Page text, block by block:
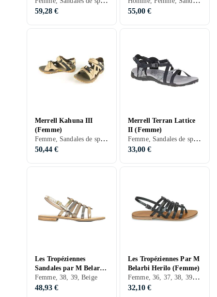
59,28 €
55,00 €
Merrell Kahuna III
(Femme)
Femme, Sandales de sport, Sandales de randonnée, 36, 37, 38, 39, 40, 41, 42, 43, 38,5, 40,5, 42,5, 47, 35,5, 37,5, Noir, Gris, Marron, Beige, Cuir, Synthétique, Suède
50,44 €
Merrell Terran Lattice
II (Femme)
Femme, Sandales de sport, 36, 37, 38, 39, 40, 41, 42, 43, 40,5, 35, 50, 35,5, 37,5, Noir, Blanc, Argent, Gris, Turkos, Marron, Bleu, Rouge, Jaune, Orange, Vert, Beige, Rose, Violet, Brons, Cuir, Maille, Synthétique, Simili cuir, Tissu/Textile
33,00 €
Les Tropéziennes
Sandales par M Belarbi
Havagum pour femme
C63469
Femme, 38, 39, Beige
48,93 €
Les Tropéziennes Par M
Belarbi Herilo (Femme)
Femme, 36, 37, 38, 39, 40, 41, 36,5, 35, 39,5, Noir, Argent, Marron, Rouge, Brons, Cuir
32,10 €